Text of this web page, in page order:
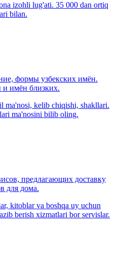
izohli lug'ati. 35 000 dan ortiq
bilan.
формы узбекских имён.
и имён близких.
ma'nosi, kelib chiqishi, shakllari.
ma'nosini bilib oling.
предлагающих доставку
для дома.
kitoblar va boshqa uy uchun
berish xizmatlari bor servislar.